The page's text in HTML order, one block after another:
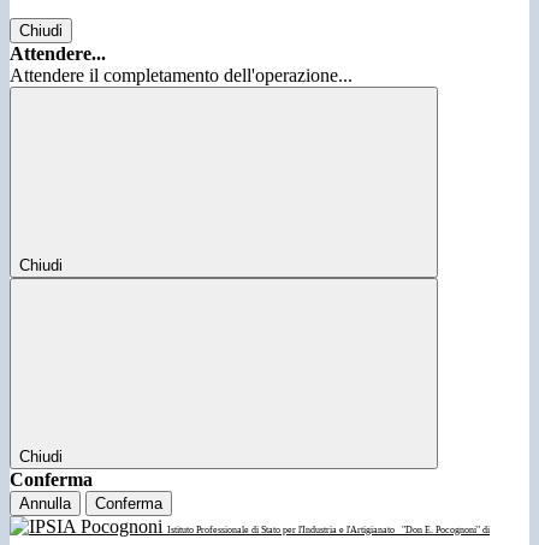
Chiudi
Attendere...
Attendere il completamento dell'operazione...
Chiudi
Chiudi
Conferma
Annulla Conferma
Istituto Professionale di Stato per l'Industria e l'Artigianato
"Don E. Pocognoni" di